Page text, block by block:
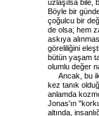
uzlaşılsa bile,
Böyle bir
çoğulcu bir
de olsa; hem
askıya
göreliliğini
bütün yaşam
olumlu değer
Ancak, bu
kez tanık
anlamda
Jonas'ın
altında,